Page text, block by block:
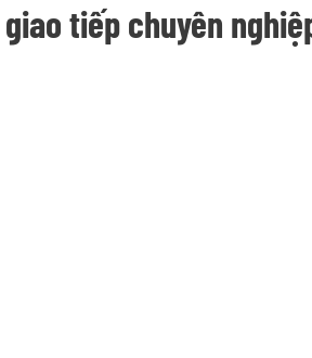
tiếp chuyên